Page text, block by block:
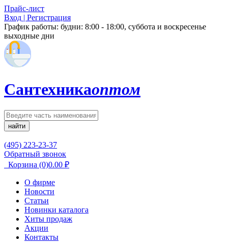
Прайс-лист
Вход | Регистрация
График работы: будни: 8:00 - 18:00, суббота и воскресенье
выходные дни
Сантехникаоптом
найти
(495) 223-23-37
Обратный звонок
Корзина (0)0.00 ₽
О фирме
Новости
Статьи
Новинки каталога
Хиты продаж
Акции
Контакты